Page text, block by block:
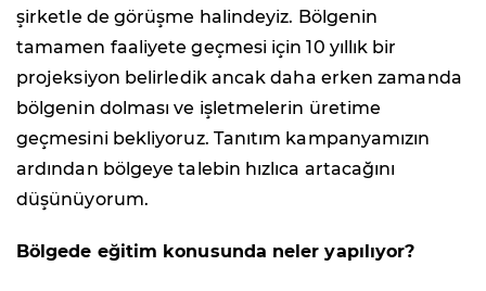
şirketle de görüşme halindeyiz. Bölgenin
tamamen faaliyete geçmesi için 10 yıllık bir
projeksiyon belirledik ancak daha erken zamanda
bölgenin dolması ve işletmelerin üretime
geçmesini bekliyoruz. Tanıtım kampanyamızın
ardından bölgeye talebin hızlıca artacağını
düşünüyorum.
Bölgede eğitim konusunda neler yapılıyor?